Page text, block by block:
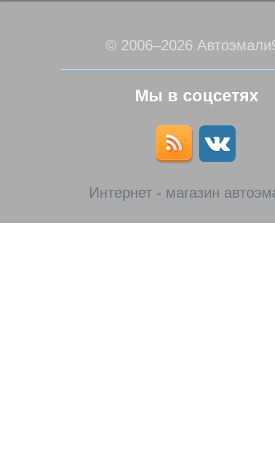
© 2006–2026
Мы в соцсетях
Интернет - магазин